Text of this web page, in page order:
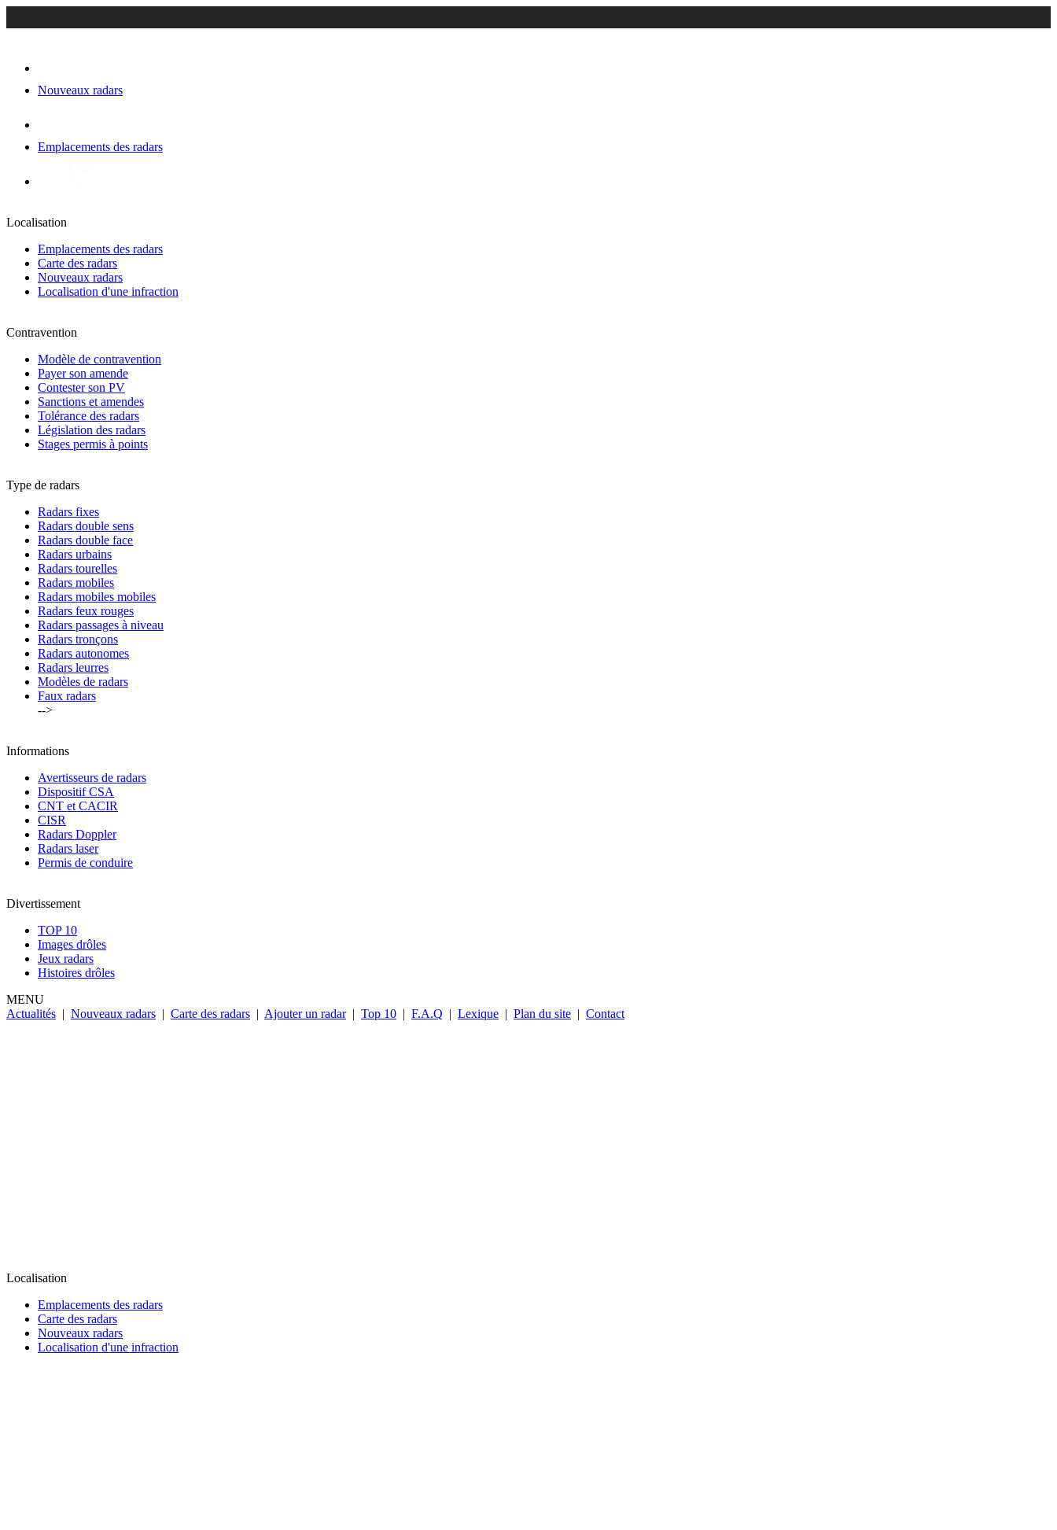
Nouveaux radars
Emplacements des radars
Localisation
Emplacements des radars
Carte des radars
Nouveaux radars
Localisation d'une infraction
Contravention
Modèle de contravention
Payer son amende
Contester son PV
Sanctions et amendes
Tolérance des radars
Législation des radars
Stages permis à points
Type de radars
Radars fixes
Radars double sens
Radars double face
Radars urbains
Radars tourelles
Radars mobiles
Radars mobiles mobiles
Radars feux rouges
Radars passages à niveau
Radars tronçons
Radars autonomes
Radars leurres
Modèles de radars
Faux radars
-->
Informations
Avertisseurs de radars
Dispositif CSA
CNT et CACIR
CISR
Radars Doppler
Radars laser
Permis de conduire
Divertissement
TOP 10
Images drôles
Jeux radars
Histoires drôles
MENU
Actualités | Nouveaux radars | Carte des radars | Ajouter un radar | Top 10 | F.A.Q | Lexique | Plan du site | Contact
Localisation
Emplacements des radars
Carte des radars
Nouveaux radars
Localisation d'une infraction